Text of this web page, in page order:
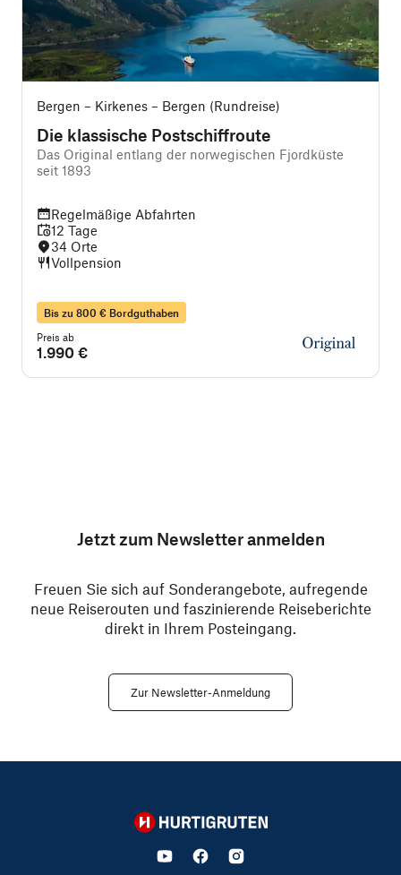
Bergen – Kirkenes – Bergen (Rundreise)
Die klassische Postschiffroute
Das Original entlang der norwegischen Fjordküste
seit 1893
Regelmäßige Abfahrten
12 Tage
34 Orte
Vollpension
Bis zu 800 € Bordguthaben
Preis ab
1.990 €
Jetzt zum Newsletter anmelden
Freuen Sie sich auf Sonderangebote, aufregende
neue Reiserouten und faszinierende Reiseberichte
direkt in Ihrem Posteingang.
Zur Newsletter-Anmeldung
Hurtigruten